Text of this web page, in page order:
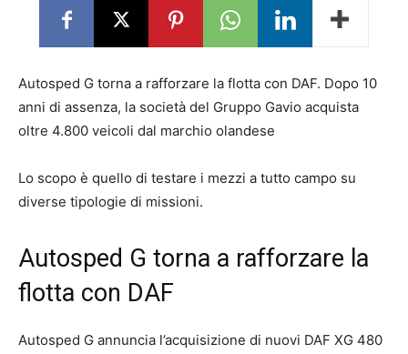
Autosped G torna a rafforzare la flotta con DAF. Dopo 10
anni di assenza, la società del Gruppo Gavio acquista
oltre 4.800 veicoli dal marchio olandese
Lo scopo è quello di testare i mezzi a tutto campo su
diverse tipologie di missioni.
Autosped G torna a rafforzare la
flotta con DAF
Autosped G annuncia l’acquisizione di nuovi DAF XG 480